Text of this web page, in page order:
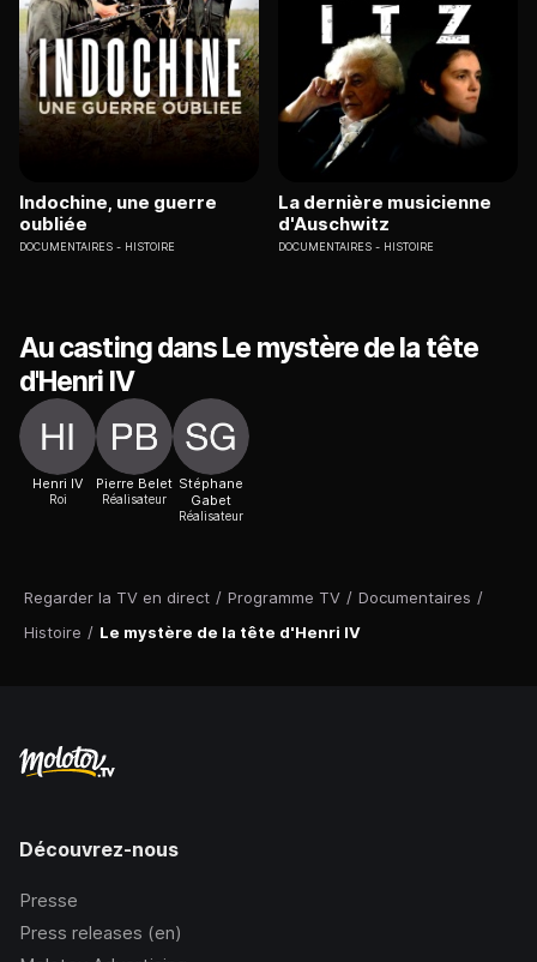
Regarder la TV en direct / Programme TV / Documentaires /
Histoire / Le mystère de la tête d'Henri IV
Indochine, une guerre
oubliée
DOCUMENTAIRES HISTOIRE
La dernière musicienne
d'Auschwitz
DOCUMENTAIRES HISTOIRE
Au casting dans Le mystère de la tête
d'Henri IV
Henri IV
Roi
Pierre Belet
Réalisateur
Stéphane
Gabet
Réalisateur
Découvrez-nous
Presse
Press releases (en)